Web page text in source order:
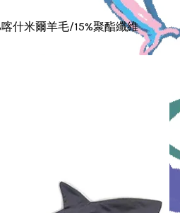
什米爾羊毛/15%聚酯纖維